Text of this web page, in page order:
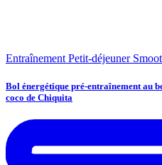
Entraînement Petit-déjeuner
Bol énergétique pré-entraînement au
coco de Chiquita